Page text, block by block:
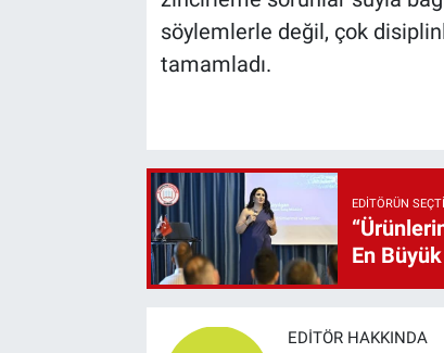
söylemlerle değil, çok
tamamladı.
EDITÖRÜN
En
EDITÖR HAKKINDA